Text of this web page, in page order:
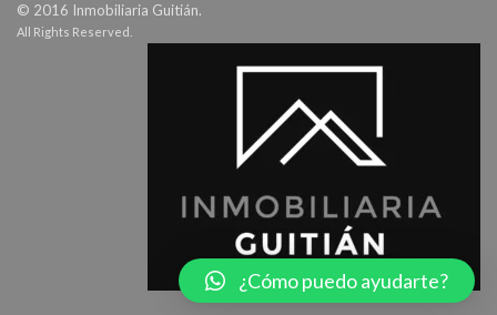
© 2016 Inmobiliaria Guitián.
All Rights Reserved.
¿Cómo puedo ayudarte?